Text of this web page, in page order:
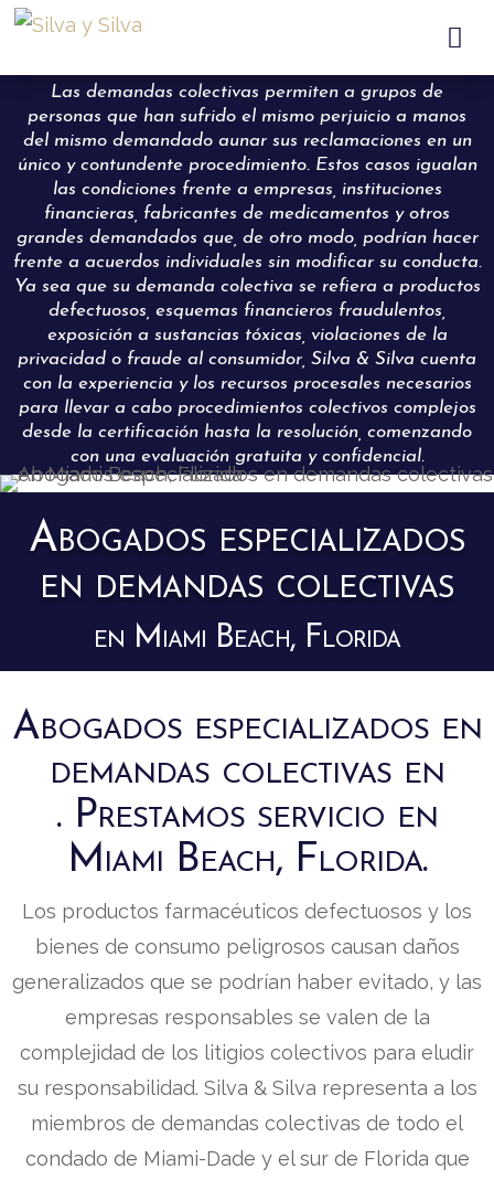

Las demandas colectivas permiten a grupos de
personas que han sufrido el mismo perjuicio a manos
del mismo demandado aunar sus reclamaciones en un
único y contundente procedimiento. Estos casos igualan
las condiciones frente a empresas, instituciones
financieras, fabricantes de medicamentos y otros
grandes demandados que, de otro modo, podrían hacer
frente a acuerdos individuales sin modificar su conducta.
Ya sea que su demanda colectiva se refiera a productos
defectuosos, esquemas financieros fraudulentos,
exposición a sustancias tóxicas, violaciones de la
privacidad o fraude al consumidor, Silva & Silva cuenta
con la experiencia y los recursos procesales necesarios
para llevar a cabo procedimientos colectivos complejos
desde la certificación hasta la resolución, comenzando
con una evaluación gratuita y confidencial.
Abogados especializados
en demandas colectivas
en Miami Beach, Florida
Abogados especializados en
demandas colectivas en
. Prestamos servicio en
Miami Beach, Florida.
Los productos farmacéuticos defectuosos y los
bienes de consumo peligrosos causan daños
generalizados que se podrían haber evitado, y las
empresas responsables se valen de la
complejidad de los litigios colectivos para eludir
su responsabilidad. Silva & Silva representa a los
miembros de demandas colectivas de todo el
condado de Miami-Dade y el sur de Florida que